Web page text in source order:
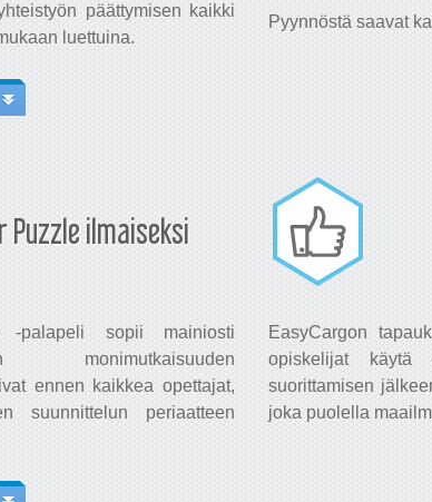
päättymisen kaikki
luettuina.
Pyynnöstä saavat
Puzzle ilmaiseksi
-palapeli sopii mainiosti
monimutkaisuuden
ennen kaikkea opettajat,
suunnittelun periaatteen
EasyCargon
opiskelijat käytä
suorittamisen
joka puolella